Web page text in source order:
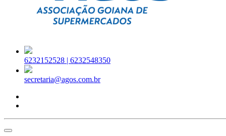
6232152528 | 6232548350
secretaria@agos.com.br